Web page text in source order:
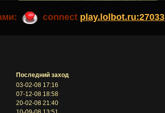
connect play.lolbot.ru:27033
Последний заход
03-02-08 17:16
07-12-08 18:58
20-02-08 21:40